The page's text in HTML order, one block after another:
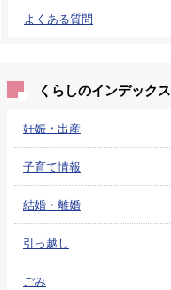
よくある質問
くらしのインデックス
妊娠・出産
子育て情報
結婚・離婚
引っ越し
ごみ